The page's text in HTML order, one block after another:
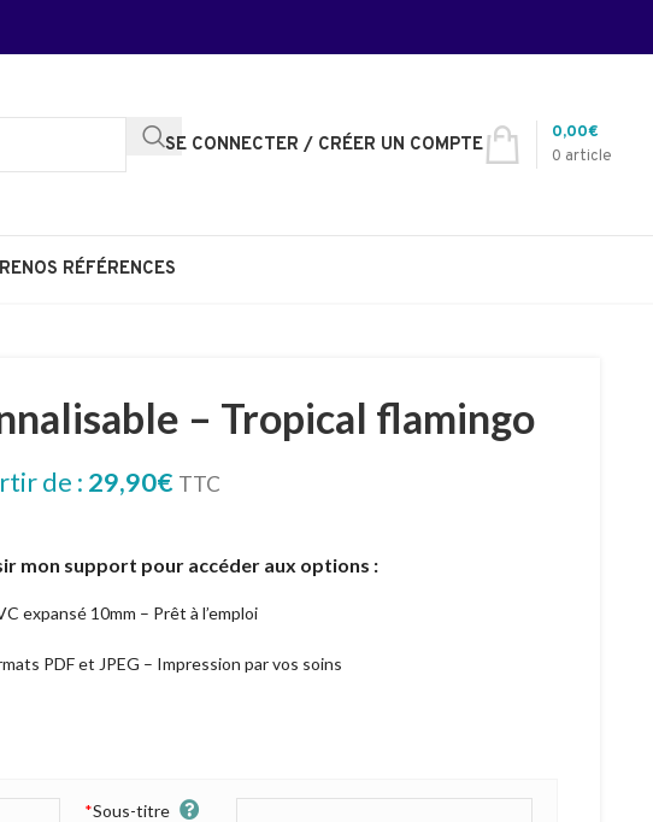
SE CONNECTER / CRÉER UN COMPTE
0 article
0,00€
NOS RÉFÉRENCES
– Tropical flamingo
de : 29,90€ TTC
mon support pour accéder aux options :
expansé 10mm – Prêt à l’emploi
PDF et JPEG – Impression par vos soins
*Sous-titre